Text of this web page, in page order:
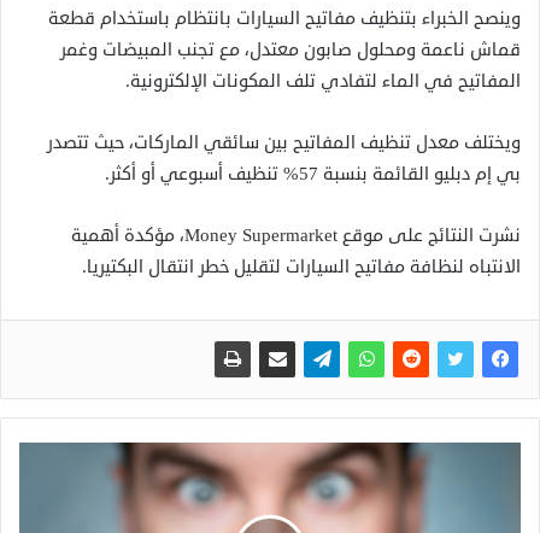
وينصح الخبراء بتنظيف مفاتيح السيارات بانتظام باستخدام قطعة
قماش ناعمة ومحلول صابون معتدل، مع تجنب المبيضات وغمر
المفاتيح في الماء لتفادي تلف المكونات الإلكترونية.
ويختلف معدل تنظيف المفاتيح بين سائقي الماركات، حيث تتصدر
بي إم دبليو القائمة بنسبة 57% تنظيف أسبوعي أو أكثر.
نشرت النتائج على موقع Money Supermarket، مؤكدة أهمية
الانتباه لنظافة مفاتيح السيارات لتقليل خطر انتقال البكتيريا.